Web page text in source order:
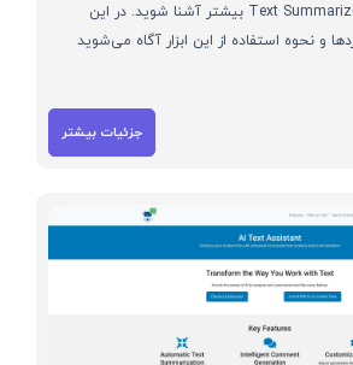
با هوش مصنوعی Text Summarizer AI بیشتر آشنا شوید. در این
و نحوه استفاده از این ابزار آگاه می‌شوید
جزئیات بیشتر